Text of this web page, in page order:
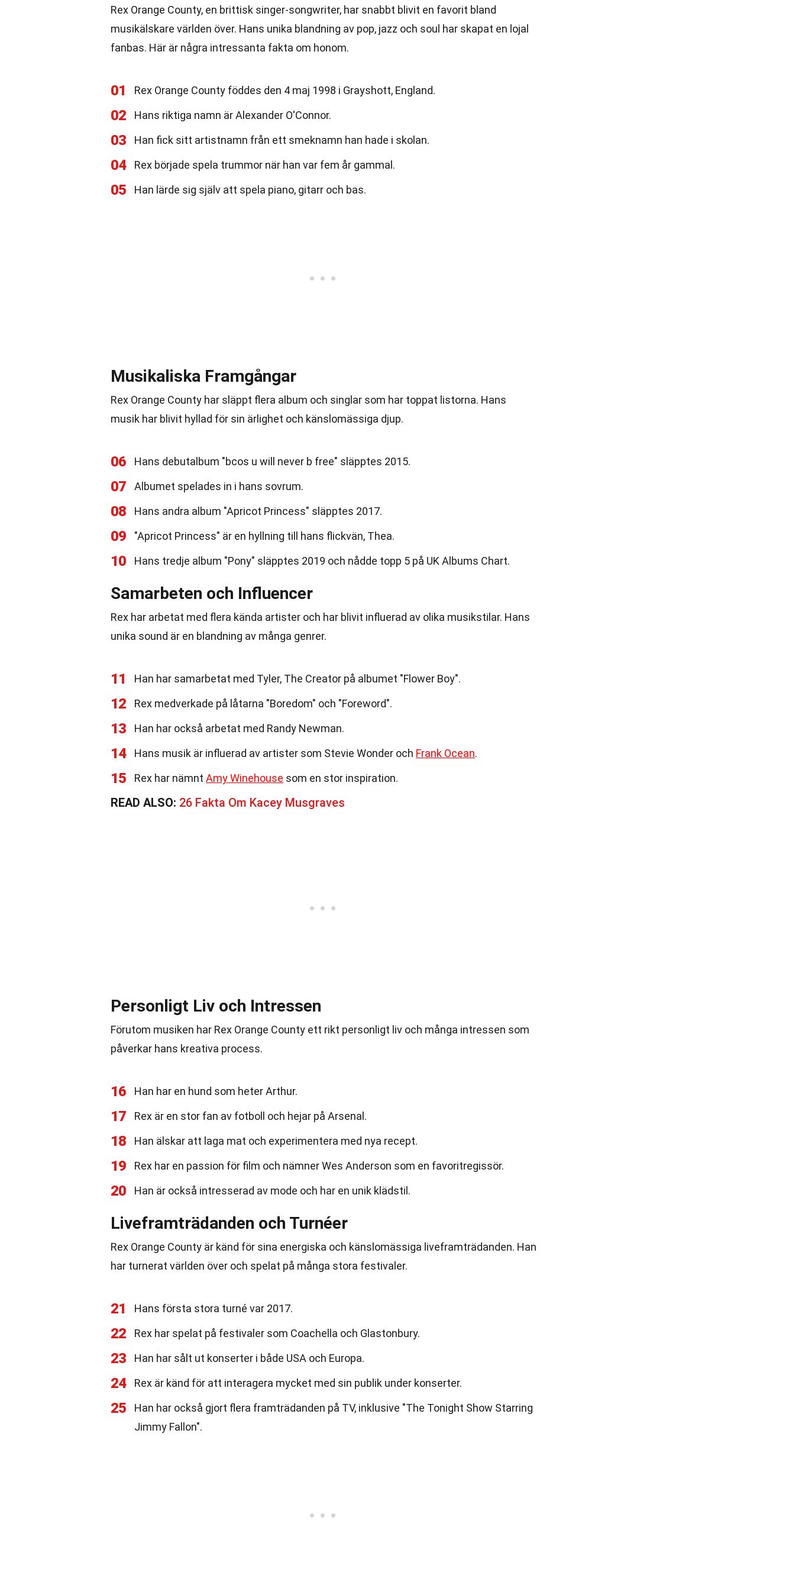
Rex Orange County, en brittisk singer-songwriter, har snabbt blivit en favorit bland
musikälskare världen över. Hans unika blandning av pop, jazz och soul har skapat en lojal
fanbas. Här är några intressanta fakta om honom.
01 Rex Orange County föddes den 4 maj 1998 i Grayshott, England.
02 Hans riktiga namn är Alexander O'Connor.
03 Han fick sitt artistnamn från ett smeknamn han hade i skolan.
04 Rex började spela trummor när han var fem år gammal.
05 Han lärde sig själv att spela piano, gitarr och bas.
Musikaliska Framgångar
Rex Orange County har släppt flera album och singlar som har toppat listorna. Hans
musik har blivit hyllad för sin ärlighet och känslomässiga djup.
06 Hans debutalbum "bcos u will never b free" släpptes 2015.
07 Albumet spelades in i hans sovrum.
08 Hans andra album "Apricot Princess" släpptes 2017.
09 "Apricot Princess" är en hyllning till hans flickvän, Thea.
10 Hans tredje album "Pony" släpptes 2019 och nådde topp 5 på UK Albums Chart.
Samarbeten och Influencer
Rex har arbetat med flera kända artister och har blivit influerad av olika musikstilar. Hans
unika sound är en blandning av många genrer.
11 Han har samarbetat med Tyler, The Creator på albumet "Flower Boy".
12 Rex medverkade på låtarna "Boredom" och "Foreword".
13 Han har också arbetat med Randy Newman.
14 Hans musik är influerad av artister som Stevie Wonder och Frank Ocean.
15 Rex har nämnt Amy Winehouse som en stor inspiration.
READ ALSO: 26 Fakta Om Kacey Musgraves
Personligt Liv och Intressen
Förutom musiken har Rex Orange County ett rikt personligt liv och många intressen som
påverkar hans kreativa process.
16 Han har en hund som heter Arthur.
17 Rex är en stor fan av fotboll och hejar på Arsenal.
18 Han älskar att laga mat och experimentera med nya recept.
19 Rex har en passion för film och nämner Wes Anderson som en favoritregissör.
20 Han är också intresserad av mode och har en unik klädstil.
Liveframträdanden och Turnéer
Rex Orange County är känd för sina energiska och känslomässiga liveframträdanden. Han
har turnerat världen över och spelat på många stora festivaler.
21 Hans första stora turné var 2017.
22 Rex har spelat på festivaler som Coachella och Glastonbury.
23 Han har sålt ut konserter i både USA och Europa.
24 Rex är känd för att interagera mycket med sin publik under konserter.
25
Han har också gjort flera framträdanden på TV, inklusive "The Tonight Show Starring
Jimmy Fallon".